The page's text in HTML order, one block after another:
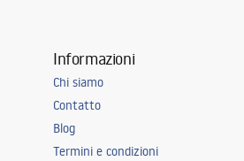
Informazioni
Chi siamo
Contatto
Blog
Termini e condizioni